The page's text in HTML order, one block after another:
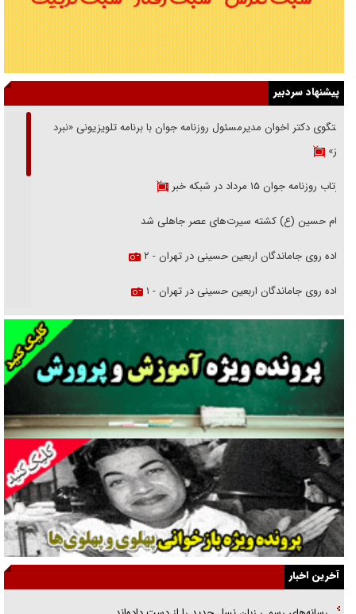
پیشنهاد سردبیر
گفتگوی دکتر اخوان مدیرمسئول روزنامه جوان با برنامه تلویزیونی «نبرد
هرمز»
بازتاب روزنامه جوان ۱۵ مرداد در شبکه خبر
امام حسین (ع) کشته سیرت‌های عصر جاهلی شد
پیاده روی جاماندگان اربعین حسینی در تهران - ۲
پیاده روی جاماندگان اربعین حسینی در تهران - ۱
فریاد‌ها و ناله‌های دوستان مبارزدلم را آتش می‌زد
تغییر رویه دشمن در ترور از شیخ فضل‌الله تا مصباح یزدی
خرید قسطی اولش خنده و آخرش گریه است!
فوتبال و آن «بالا»!
راهبرد غافلگیری با نسل جدید پهپاد‌ها
جنجال پزشکان تقلبی در صنعت زیبایی
یهودی‌ها در ادبیات داستانی اروپا؛ از شکسپیر تا دیکنز
گفت‌وگو با خواهر یکی از شهدای جنگ رمضان/ خواهرم فرمانده جهادی و
اهل خدمت بی‌منت بود
آخرین اخبار